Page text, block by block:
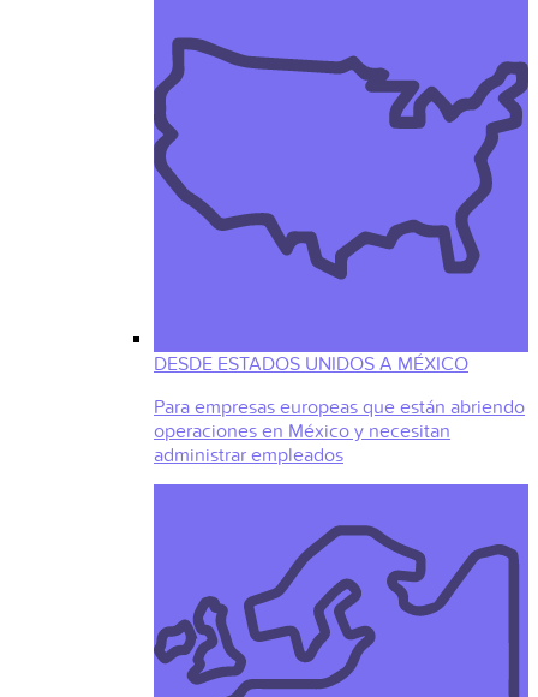
DESDE ESTADOS UNIDOS A MÉXICO
Para empresas europeas que están abriendo
operaciones en México y necesitan
administrar empleados